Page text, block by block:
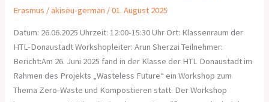
Erasmus /akiseu-german /01. August 2025
Datum: 26.06.2025 Uhrzeit: 12:00-15:30 Uhr Ort: Klassenraum der
HTL-Donaustadt Workshopleiter: Arun Sherzai Teilnehmer:
Bericht:Am 26. Juni 2025 fand in der Klasse der HTL Donaustadt im
Rahmen des Projekts „Wasteless Future“ ein Workshop zum
Thema Zero-Waste und Kompostieren statt. Der Workshop